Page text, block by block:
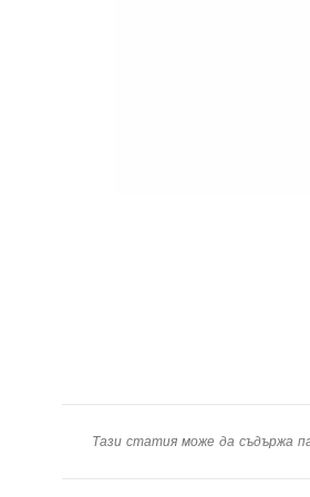
Тази статия може да съдържа